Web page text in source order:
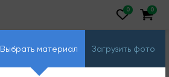
Выбрать материал Загрузить фото